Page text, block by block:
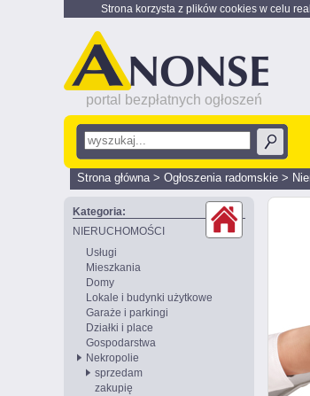
Strona korzysta z plików cookies w celu
portal bezpłatnych ogłoszeń
Strona główna> Ogłoszenia radomskie >
Kategoria:
NIERUCHOMOŚCI
Usługi
Mieszkania
Domy
Lokale i budynki użytkowe
Garaże i parkingi
Działki i place
Gospodarstwa
Nekropolie
sprzedam
zakupię